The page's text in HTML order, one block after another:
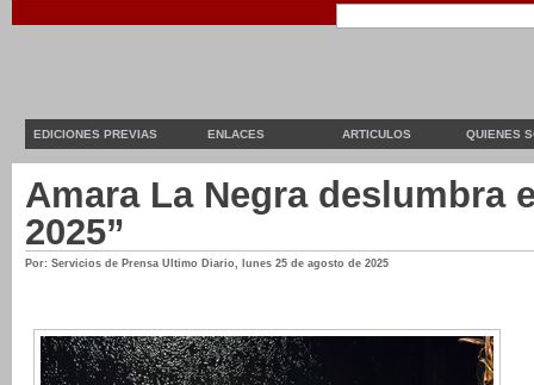
EDICIONES PREVIAS ENLACES ARTICULOS QUIENES
Amara La Negra deslumbra
2025”
Por: Servicios de Prensa Ultimo Diario, lunes 25 de agosto de 2025